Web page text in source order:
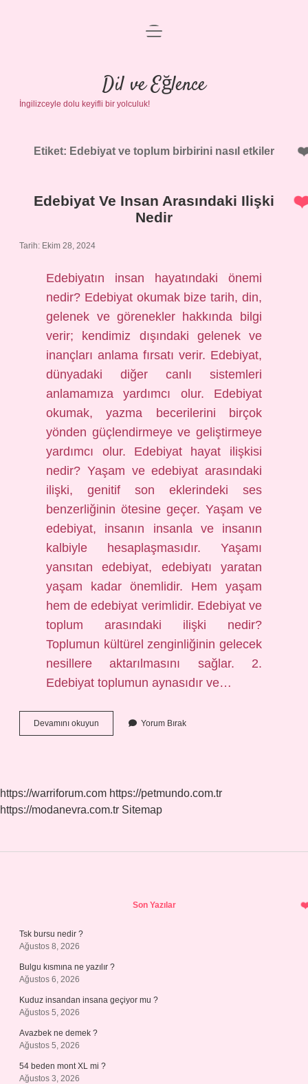
Anasayfa
Gizlilik Politikası
Yasal Uyarı
menüyü
Dil ve Eğlence
İngilizceyle dolu keyifli bir yolculuk!
Etiket: Edebiyat ve toplum birbirini nasıl etkiler
Edebiyat Ve Insan Arasındaki Ilişki
Nedir
Tarih: Ekim 28, 2024
Edebiyatın insan hayatındaki önemi
nedir? Edebiyat okumak bize tarih, din,
gelenek ve görenekler hakkında bilgi
verir; kendimiz dışındaki gelenek ve
inançları anlama fırsatı verir. Edebiyat,
dünyadaki diğer canlı sistemleri
anlamamıza yardımcı olur. Edebiyat
okumak, yazma becerilerini birçok
yönden güçlendirmeye ve geliştirmeye
yardımcı olur. Edebiyat hayat ilişkisi
nedir? Yaşam ve edebiyat arasındaki
ilişki, genitif son eklerindeki ses
benzerliğinin ötesine geçer. Yaşam ve
edebiyat, insanın insanla ve insanın
kalbiyle hesaplaşmasıdır. Yaşamı
yansıtan edebiyat, edebiyatı yaratan
yaşam kadar önemlidir. Hem yaşam
hem de edebiyat verimlidir. Edebiyat ve
toplum arasındaki ilişki nedir?
Toplumun kültürel zenginliğinin gelecek
nesillere aktarılmasını sağlar. 2.
Edebiyat toplumun aynasıdır ve…
Devamını okuyun Edebiyat
Ve
Yorum Bırak
https://warriforum.com https://petmundo.com.tr
https://modanevra.com.tr Sitemap
Son Yazılar
Tsk bursu nedir ?
Ağustos 8, 2026
Bulgu kısmına ne yazılır ?
Ağustos 6, 2026
Kuduz insandan insana geçiyor mu ?
Ağustos 5, 2026
Avazbek ne demek ?
Ağustos 5, 2026
54 beden mont XL mi ?
Ağustos 3, 2026